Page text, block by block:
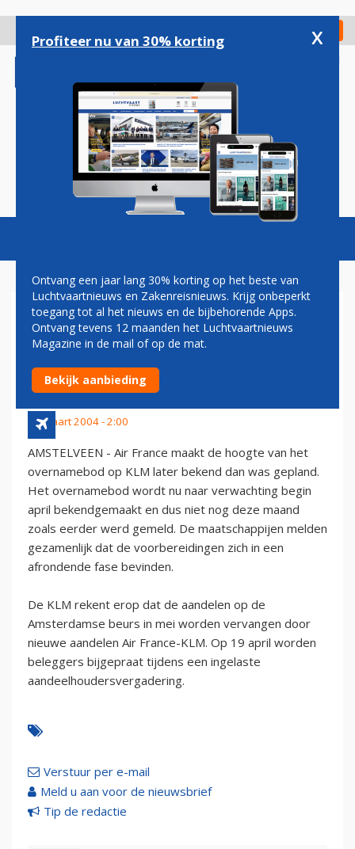
gaan
Check in
Magazine Podcasts Vacatures
BEKENDMAKING
OVERNAMEBOD KLM PAS
BEGIN APRIL
31 maart 2004 - 2:00
AMSTELVEEN - Air France maakt de hoogte van het
overnamebod op KLM later bekend dan was gepland.
Het overnamebod wordt nu naar verwachting begin
april bekendgemaakt en dus niet nog deze maand
zoals eerder werd gemeld. De maatschappijen melden
gezamenlijk dat de voorbereidingen zich in een
afrondende fase bevinden.
De KLM rekent erop dat de aandelen op de
Amsterdamse beurs in mei worden vervangen door
nieuwe aandelen Air France-KLM. Op 19 april worden
beleggers bijgepraat tijdens een ingelaste
aandeelhoudersvergadering.
Verstuur per e-mail
Meld u aan voor de nieuwsbrief
Tip de redactie
Profiteer nu van 30% korting x
Ontvang een jaar lang 30% korting op het beste van
Luchtvaartnieuws en Zakenreisnieuws. Krijg onbeperkt
toegang tot al het nieuws en de bijbehorende Apps.
Ontvang tevens 12 maanden het Luchtvaartnieuws
Magazine in de mail of op de mat.
Bekijk aanbieding